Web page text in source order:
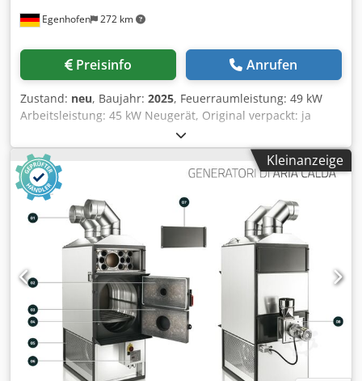
Egenhofen 272 km
Preisinfo Anrufen
Zustand: neu, Baujahr: 2025, Feuerraumleistung: 49 kW
Arbeitsleistung: 45 kW Neugerät, Original verpackt: ja
Warmluftgebläse, Rauchgasgebläse, Steuerung mit
Digitalanzeige: inklusive Warmluftförderrohre: 2 x 200 mm
mit frei drehbaren gesteckten Bögen Durchmesser
Rauchabzug: 180 mm Feuerraumlänge: 660 mm
Feuerraumbreite: 480 mm Feuerraumhöhe: 600 mm
Luftförderung : 3500 m³/h Leistungsaufnahme: 550 W
ausgelegt für Raumvolumen: 1000 m³ Djdpfjk Utrdjx Ag Ijck
zu beheizende Fläche: 200/250 m² Ofenhöhe ohne
Warmluftförderrohre: 1750 mm Ofenbreite: 700 Ofenlänge
ohne Rauchgasgebläse: 1150 Gewicht: 305 kg
Kleinanzeige